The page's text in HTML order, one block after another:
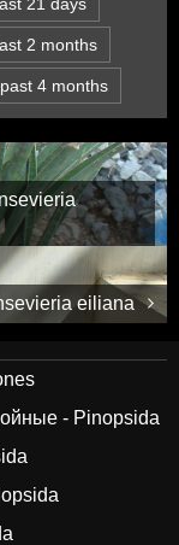
2 months
4 months
eiliana
- Pinopsida